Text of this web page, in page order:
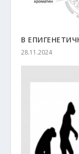
В
28.11.2024